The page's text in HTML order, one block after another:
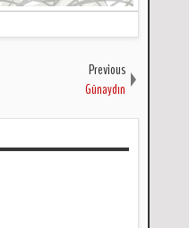
Previous
Günaydın